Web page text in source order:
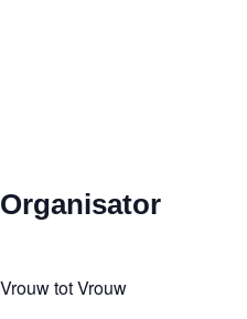
Organisator
Vrouw tot Vrouw